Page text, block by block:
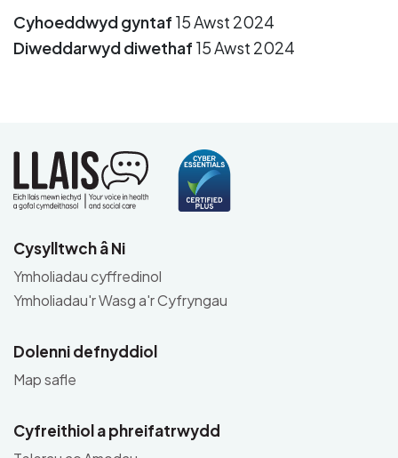
Cyhoeddwyd gyntaf 15 Awst 2024
Diweddarwyd diwethaf 15 Awst 2024
Cysylltwch â Ni
Ymholiadau cyffredinol
Ymholiadau'r Wasg a'r Cyfryngau
Dolenni defnyddiol
Map safle
Cyfreithiol a phreifatrwydd